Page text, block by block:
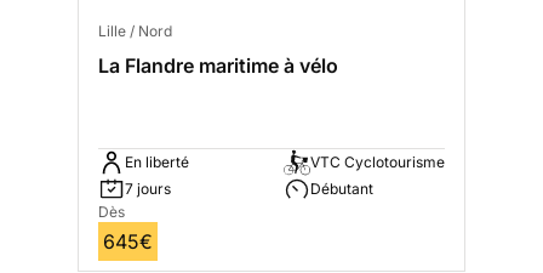
Lille / Nord
La Flandre maritime à vélo
En liberté
7 jours
VTC Cyclotourisme
Débutant
Dès
645€